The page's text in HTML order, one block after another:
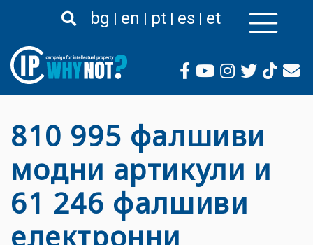
edasi
juurde
bg en pt es et
810 995 фалшиви
модни артикули и
61 246 фалшиви
електронни